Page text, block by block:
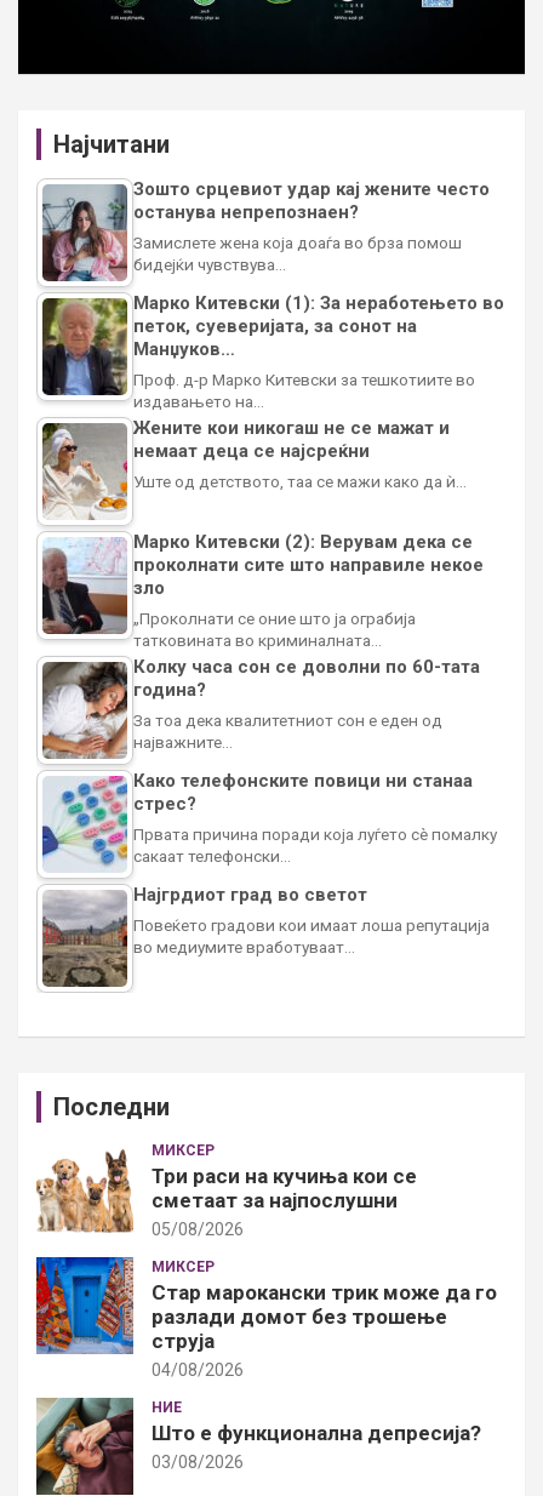
Најчитани
Зошто срцевиот удар кај жените често
останува непрепознаен?
Замислете жена која доаѓа во брза помош
бидејќи чувствува…
Марко Китевски (1): За неработењето во
петок, суеверијата, за сонот на
Манџуков…
Проф. д-р Марко Китевски за тешкотиите во
издавањето на…
Жените кои никогаш не се мажат и
немаат деца се најсреќни
Уште од детството, таа се мажи како да ѝ…
Марко Китевски (2): Верувам дека се
проколнати сите што направиле некое
зло
„Проколнати се оние што ја ограбија
татковината во криминалната…
Колку часа сон се доволни по 60-тата
година?
За тоа дека квалитетниот сон е еден од
најважните…
Како телефонските повици ни станаа
стрес?
Првата причина поради која луѓето сè помалку
сакаат телефонски…
Најгрдиот град во светот
Повеќето градови кои имаат лоша репутација
во медиумите вработуваат…
Последни
МИКСЕР
Три раси на кучиња кои се
сметаат за најпослушни
05/08/2026
МИКСЕР
Стар марокански трик може да го
разлади домот без трошење
струја
04/08/2026
НИЕ
Што е функционална депресија?
03/08/2026